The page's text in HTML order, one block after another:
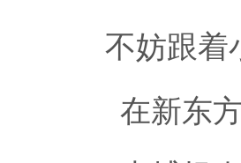
不妨跟着
在新东